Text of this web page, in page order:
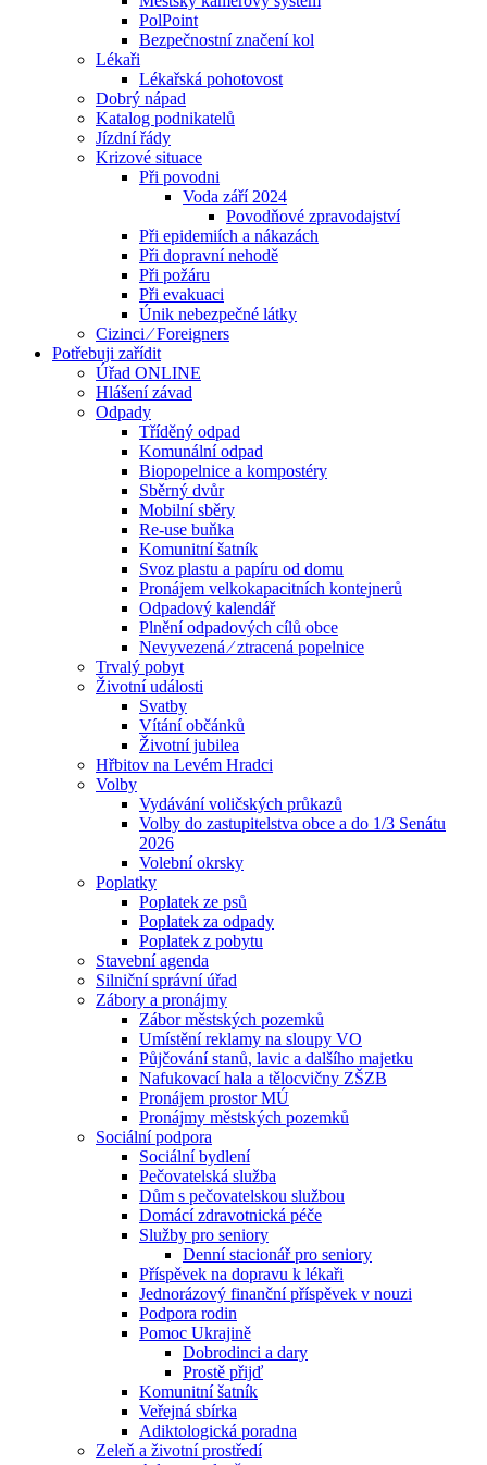
PolPoint
Bezpečnostní značení kol
Lékaři
Lékařská pohotovost
Dobrý nápad
Katalog podnikatelů
Jízdní řády
Krizové situace
Při povodni
Voda září 2024
Povodňové zpravodajství
Při epidemiích a nákazách
Při dopravní nehodě
Při požáru
Při evakuaci
Únik nebezpečné látky
Cizinci ⁄ Foreigners
Potřebuji zařídit
Úřad ONLINE
Hlášení závad
Odpady
Tříděný odpad
Komunální odpad
Biopopelnice a kompostéry
Sběrný dvůr
Mobilní sběry
Re-use buňka
Komunitní šatník
Svoz plastu a papíru od domu
Pronájem velkokapacitních kontejnerů
Odpadový kalendář
Plnění odpadových cílů obce
Nevyvezená ⁄ ztracená popelnice
Trvalý pobyt
Životní události
Svatby
Vítání občánků
Životní jubilea
Hřbitov na Levém Hradci
Volby
Vydávání voličských průkazů
Volby do zastupitelstva obce a do 1/3 Senátu
2026
Volební okrsky
Poplatky
Poplatek ze psů
Poplatek za odpady
Poplatek z pobytu
Stavební agenda
Silniční správní úřad
Zábory a pronájmy
Zábor městských pozemků
Umístění reklamy na sloupy VO
Půjčování stanů, lavic a dalšího majetku
Nafukovací hala a tělocvičny ZŠZB
Pronájem prostor MÚ
Pronájmy městských pozemků
Sociální podpora
Sociální bydlení
Pečovatelská služba
Dům s pečovatelskou službou
Domácí zdravotnická péče
Služby pro seniory
Denní stacionář pro seniory
Příspěvek na dopravu k lékaři
Jednorázový finanční příspěvek v nouzi
Podpora rodin
Pomoc Ukrajině
Dobrodinci a dary
Prostě přijď
Komunitní šatník
Veřejná sbírka
Adiktologická poradna
Zeleň a životní prostředí